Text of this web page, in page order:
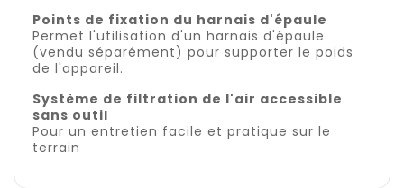
Points de fixation du harnais d'épaule
Permet l'utilisation d'un harnais d'épaule
(vendu séparément) pour supporter le poids
de l'appareil.
Système de filtration de l'air accessible
sans outil
Pour un entretien facile et pratique sur le
terrain